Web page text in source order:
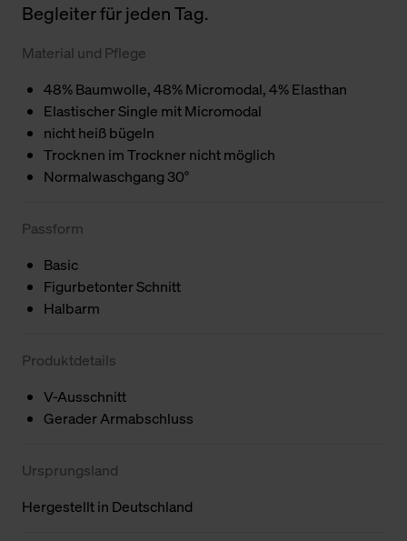
Begleiter für jeden Tag.
Material und Pflege
48% Baumwolle, 48% Micromodal, 4% Elasthan
Elastischer Single mit Micromodal
nicht heiß bügeln
Trocknen im Trockner nicht möglich
Normalwaschgang 30°
Passform
Basic
Figurbetonter Schnitt
Halbarm
Produktdetails
V-Ausschnitt
Gerader Armabschluss
Ursprungsland
Hergestellt in Deutschland